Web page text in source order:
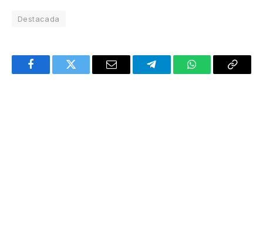
Destacada
FacebookTwitter Email TelegramWhatsAppCopy